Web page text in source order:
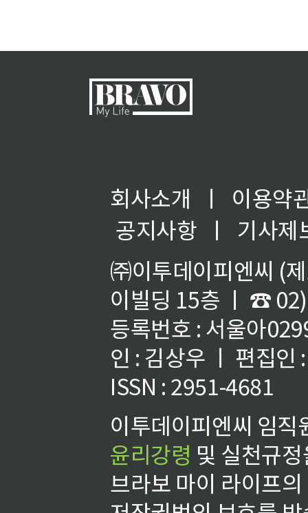
회사소개 ㅣ
이용약
공지사항
ㅣ
기사제
㈜이투데이피엔씨 (
이빌딩 15층 ㅣ ☎
등록번호 : 서울아
인 : 김상우 ㅣ 편집인
ISSN : 2951-4681
이투데이피엔씨 임
윤리강령 및 실천규
브라보 마이 라이프